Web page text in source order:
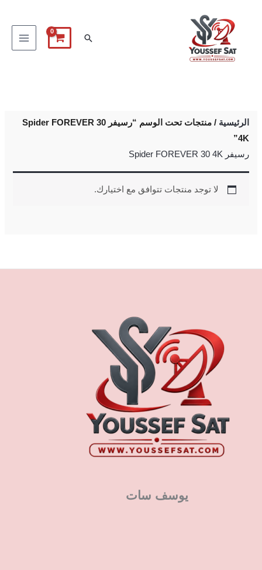
البحث
الرئيسية
/ منتجات تحت الوسم “رسيفر Spider FOREVER 30
4K”
رسيفر Spider FOREVER 30 4K
لا توجد منتجات تتوافق مع اختيارك.
يوسف سات